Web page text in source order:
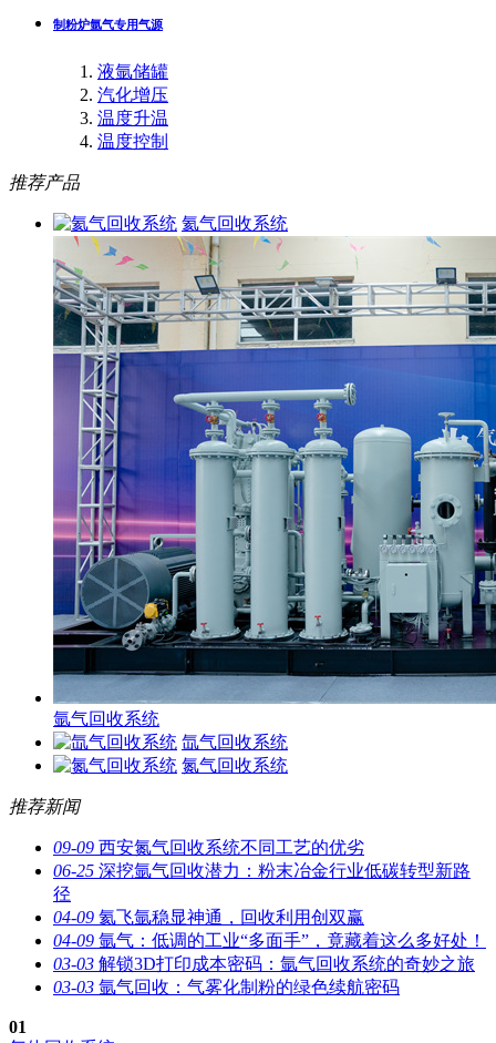
制粉炉氩气专用气源
液氩储罐
汽化增压
温度升温
温度控制
推荐产品
氦气回收系统
氩气回收系统
氙气回收系统
氮气回收系统
推荐新闻
09-09 西安氮气回收系统不同工艺的优劣
06-25 深挖氩气回收潜力：粉末冶金行业低碳转型新路
径
04-09 氦飞氩稳显神通，回收利用创双赢
04-09 氩气：低调的工业“多面手”，竟藏着这么多好处！
03-03 解锁3D打印成本密码：氩气回收系统的奇妙之旅
03-03 氩气回收：气雾化制粉的绿色续航密码
01